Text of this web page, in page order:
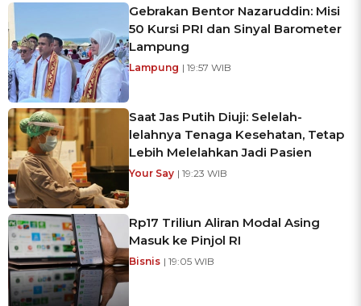
Gebrakan Bentor Nazaruddin: Misi
50 Kursi PRI dan Sinyal Barometer
Lampung
Lampung | 19:57 WIB
Saat Jas Putih Diuji: Selelah-
lelahnya Tenaga Kesehatan, Tetap
Lebih Melelahkan Jadi Pasien
Your Say | 19:23 WIB
Rp17 Triliun Aliran Modal Asing
Masuk ke Pinjol RI
Bisnis | 19:05 WIB